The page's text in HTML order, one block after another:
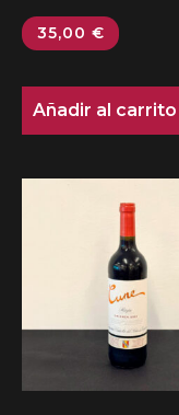
35,00 €
Añadir al carrito